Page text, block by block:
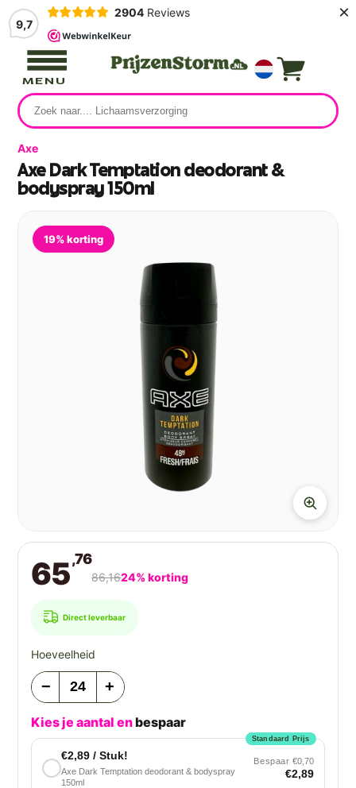
9,7
2904 Reviews ×
MENU
Axe
Axe Dark Temptation deodorant &
bodyspray 150ml
19% korting
65,76
86,1624% korting
Direct leverbaar
Hoeveelheid
− +
Kies je aantal enbespaar
Standaard Prijs
€2,89 / Stuk!
Axe Dark Temptation deodorant & bodyspray
150ml
Bespaar €0,70
€2,89